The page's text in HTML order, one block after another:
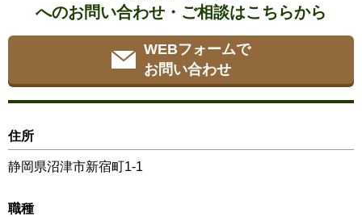
へのお問い合わせ・ご相談はこちらから
WEBフォームで
お問い合わせ
住所
静岡県沼津市新宿町1-1
職種